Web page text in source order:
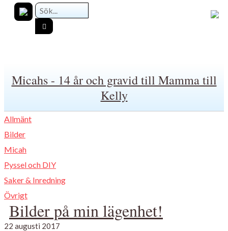
Micahs - 14 år och gravid till Mamma till
Kelly
Allmänt
Bilder
Micah
Pyssel och DIY
Saker & Inredning
Övrigt
Bilder på min lägenhet!
22 augusti 2017